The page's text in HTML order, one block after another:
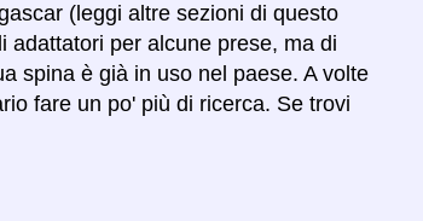
(leggi altre sezioni di questo
adattatori per alcune prese, ma di
spina è già in uso nel paese. A volte
fare un po' più di ricerca. Se trovi